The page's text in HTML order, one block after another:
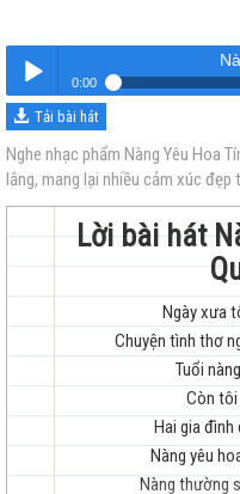
Nghe
0:00
Nàng Yêu Hoa Tím
Tải bài hát
Nghe nhạc phẩm Nàng Yêu Hoa
lắng, mang lại nhiều cảm xúc
Lời bài hát
Ngày xưa
Chuyện tình thơ
Tuổi
Còn tôi
Hai gia đình
Nàng yêu
Nàng thường